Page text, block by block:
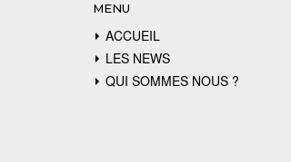
MENU
ACCUEIL
LES NEWS
QUI SOMMES NOUS ?